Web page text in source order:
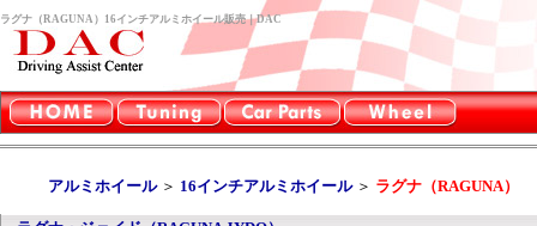
ラグナ（RAGUNA）16インチアルミホイール販売｜DAC
アルミホイール＞ 16インチアルミホイール＞ ラグナ（RAGUNA）